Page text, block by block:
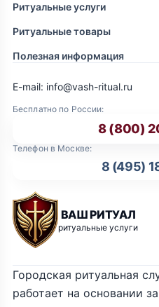
Ритуальные услуги
Ритуальные товары
Полезная информация
ВАШ РИТУАЛ
ритуальные услуги
Бесплатно по России:
8 (800)
Телефон в Москве:
8 (495)
E-mail: info@vash-ritual.ru
Городская ритуальная
работает на основании